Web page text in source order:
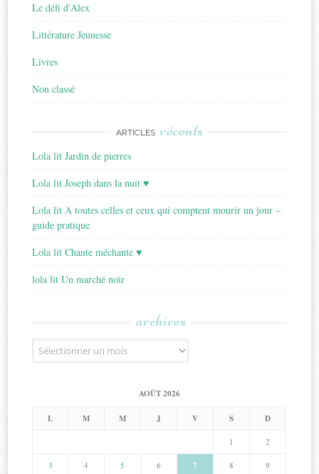
Le défi d'Alex
Littérature Jeunesse
Livres
Non classé
ARTICLES récents
Lola lit Jardin de pierres
Lola lit Joseph dans la nuit ♥
Lola lit A toutes celles et ceux qui comptent mourir un jour –
guide pratique
Lola lit Chante méchante ♥
lola lit Un marché noir
archives
Archives
AOÛT 2026
L M M J V S D
1 2
3 4 5 6 7 8 9